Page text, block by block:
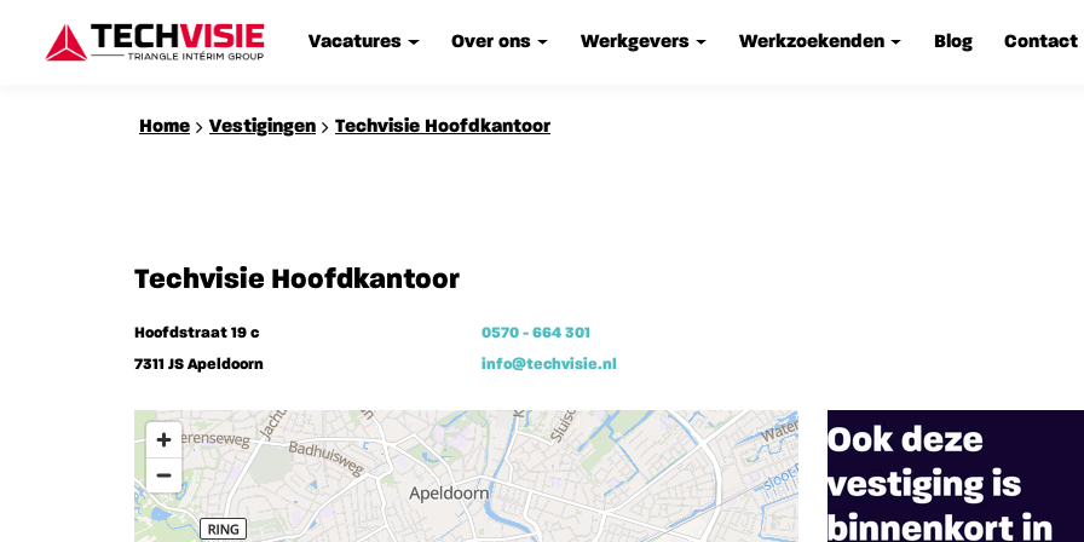
Vacatures Over ons Werkgevers Werkzoekenden Blog Contact
Home Vestigingen Techvisie Hoofdkantoor
Techvisie Hoofdkantoor
Hoofdstraat 19 c
7311 JS Apeldoorn
0570 - 664 301
info@techvisie.nl